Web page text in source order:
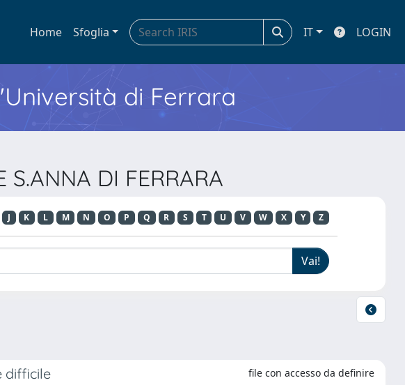
Home Sfoglia IT LOGIN
di Ferrara
DI FERRARA
J K L M N O P Q R S T U V W X Y Z
difficile file con accesso da definire